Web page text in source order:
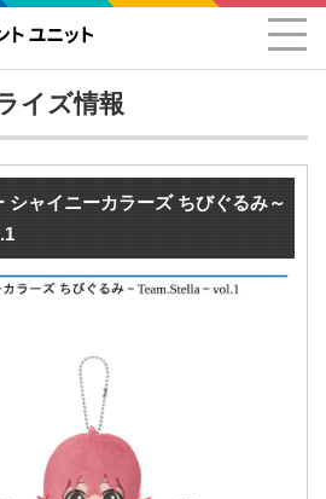
イズ情報
シャイニーカラーズ ちびぐるみ～